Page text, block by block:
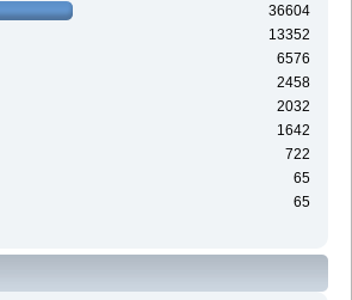
36604
13352
6576
2458
2032
1642
722
65
65